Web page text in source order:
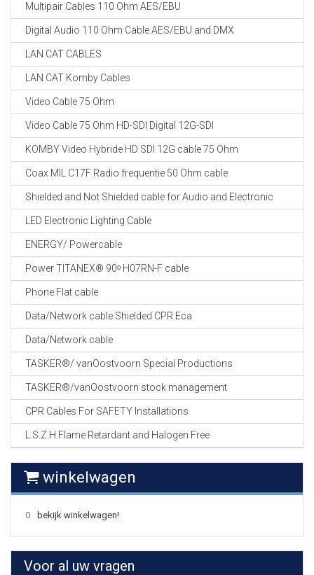
Multipair Cables 110 Ohm AES/EBU
Digital Audio 110 Ohm Cable AES/EBU and DMX
LAN CAT CABLES
LAN CAT Komby Cables
Video Cable 75 Ohm
Video Cable 75 Ohm HD-SDI Digital 12G-SDI
KOMBY Video Hybride HD SDI 12G cable 75 Ohm
Coax MIL C17F Radio frequentie 50 Ohm cable
Shielded and Not Shielded cable for Audio and Electronic
LED Electronic Lighting Cable
ENERGY/ Powercable
Power TITANEX® 90ᵒ H07RN-F cable
Phone Flat cable
Data/Network cable Shielded CPR Eca
Data/Network cable
TASKER®/ vanOostvoorn Special Productions
TASKER®/vanOostvoorn stock management
CPR Cables For SAFETY Installations
L.S.Z.H Flame Retardant and Halogen Free
winkelwagen
0 bekijk winkelwagen!
Voor al uw vragen